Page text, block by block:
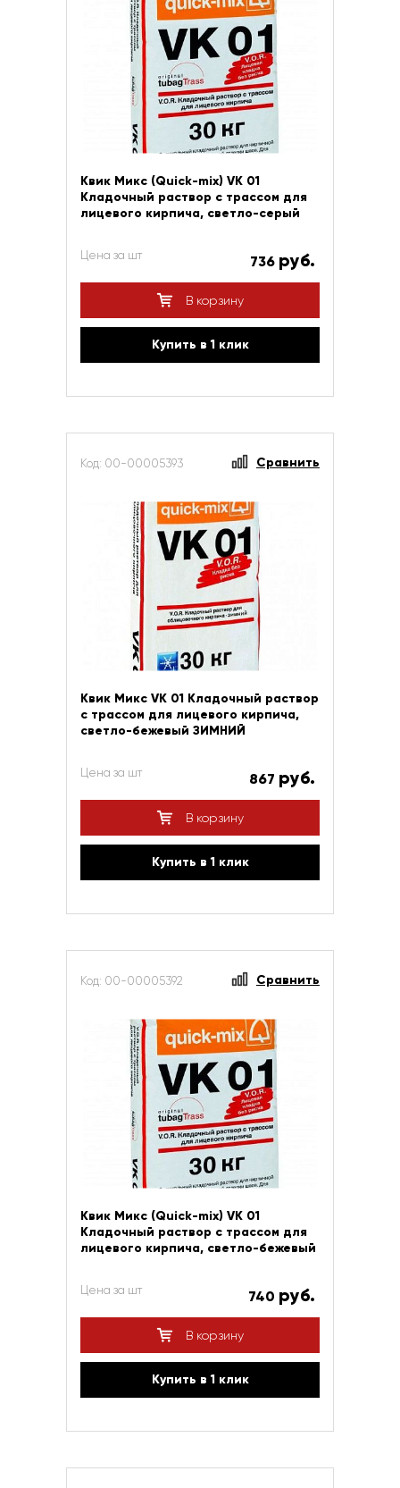
Квик Микс (Quick-mix) VK 01
Кладочный раствор с трассом для
лицевого кирпича, светло-серый
Цена за шт 736 руб.
В корзину
Купить в 1 клик
Код: 00-00005393 Сравнить
Квик Микс VK 01 Кладочный раствор
с трассом для лицевого кирпича,
светло-бежевый ЗИМНИЙ
Цена за шт 867 руб.
В корзину
Купить в 1 клик
Код: 00-00005392 Сравнить
Квик Микс (Quick-mix) VK 01
Кладочный раствор с трассом для
лицевого кирпича, светло-бежевый
Цена за шт 740 руб.
В корзину
Купить в 1 клик